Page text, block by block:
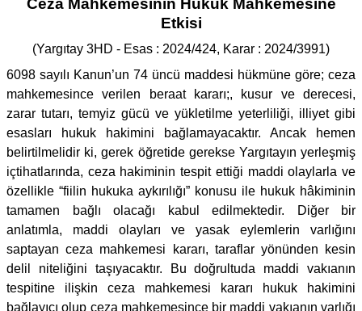
Ceza Mahkemesinin Hukuk Mahkemesine
Etkisi
(Yargıtay 3HD - Esas : 2024/424, Karar : 2024/3991)
6098 sayılı Kanun’un 74 üncü maddesi hükmüne göre; ceza
mahkemesince verilen beraat kararı;, kusur ve derecesi,
zarar tutarı, temyiz gücü ve yükletilme yeterliliği, illiyet gibi
esasları hukuk hakimini bağlamayacaktır. Ancak hemen
belirtilmelidir ki, gerek öğretide gerekse Yargıtayın yerleşmiş
içtihatlarında, ceza hakiminin tespit ettiği maddi olaylarla ve
özellikle “fiilin hukuka aykırılığı” konusu ile hukuk hâkiminin
tamamen bağlı olacağı kabul edilmektedir. Diğer bir
anlatımla, maddi olayları ve yasak eylemlerin varlığını
saptayan ceza mahkemesi kararı, taraflar yönünden kesin
delil niteliğini taşıyacaktır. Bu doğrultuda maddi vakıanın
tespitine ilişkin ceza mahkemesi kararı hukuk hakimini
bağlayıcı olup ceza mahkemesince bir maddi vakıanın varlığı